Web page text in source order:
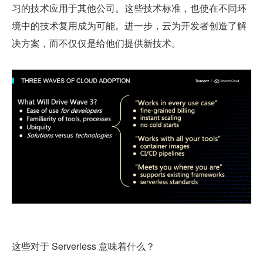
习的技术应用于其他公司。这些技术标准，也使在不同环
境中的技术复用成为可能。进一步，云为开发者创造了解
决方案，而不仅仅是给他们提供新技术。
这些对于 Serverless 意味着什么？